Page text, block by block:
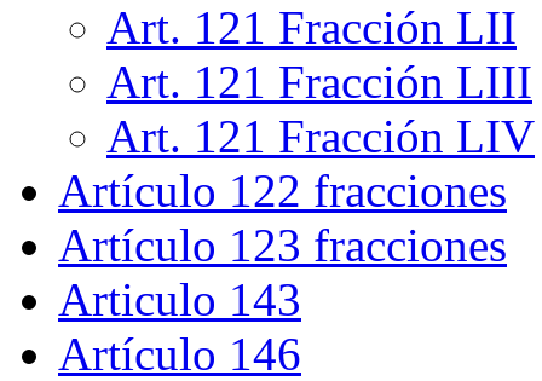
Art. 121 Fracción LII
Art. 121 Fracción LIII
Art. 121 Fracción LIV
Artículo 122 fracciones
Artículo 123 fracciones
Articulo 143
Artículo 146